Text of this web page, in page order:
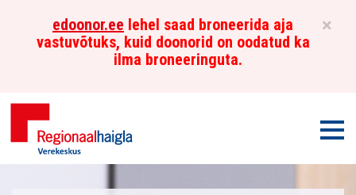
×
edoonor.ee lehel saad broneerida aja
vastuvõtuks, kuid doonorid on oodatud ka
ilma broneeringuta.